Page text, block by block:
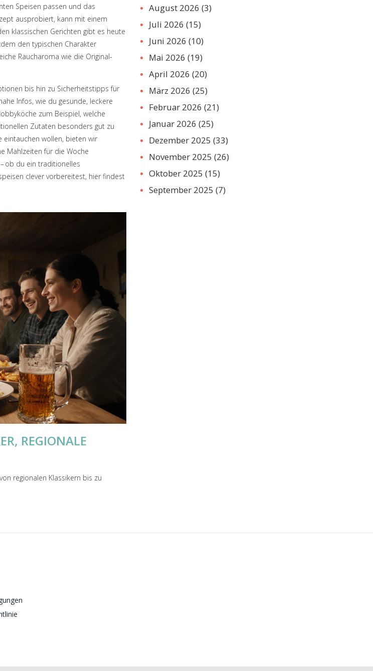
Speisen passen und das
ausprobiert, kann mit einem
klassischen Gerichten gibt es heute
den typischen Charakter
Raucharoma wie die Original-
bis hin zu Sicherheitstipps für
Infos, wie du gesunde, leckere
zum Beispiel, welche
Zutaten besonders gut zu
eintauchen wollen, bieten wir
Mahlzeiten für die Woche
ob du ein traditionelles
clever vorbereitest, hier findest
REGIONALE
regionalen Klassikern bis zu
August 2026 (3)
Juli 2026 (15)
Juni 2026 (10)
Mai 2026 (19)
April 2026 (20)
März 2026 (25)
Februar 2026 (21)
Januar 2026 (25)
Dezember 2025 (33)
November 2025 (26)
Oktober 2025 (15)
September 2025 (7)